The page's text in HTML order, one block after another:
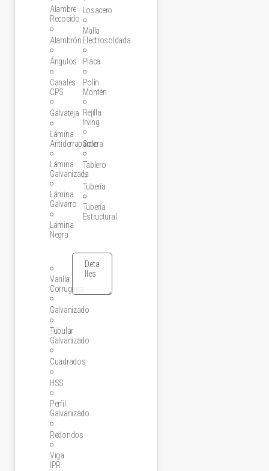
Alambre
Recocido
Alambrón
Ángulos
Canales
CPS
Galvateja
Lámina
Antiderrapante
Lámina
Galvanizada
Lámina
Galvarro
Lámina
Negra
Losacero
Malla
Electrosoldada
Placa
Polín
Montén
Rejilla
Irving
Solera
Tablero
Tubería
Tubería
Estructural
Varilla
Corrugada
Galvanizado
Tubular
Galvanizado
Cuadrados
HSS
Perfil
Galvanizado
Redondos
Viga
IPR